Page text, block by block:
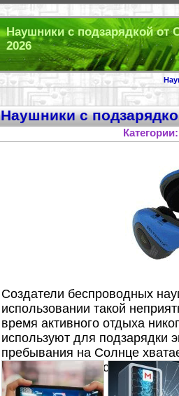
Наушники с подзарядкой от
2026
Наушники с
Создатели беспроводных
использовании такой
время активного отдыха
используют для подзарядки
пребывания на Солнце
радио, которое, кстати, тоже